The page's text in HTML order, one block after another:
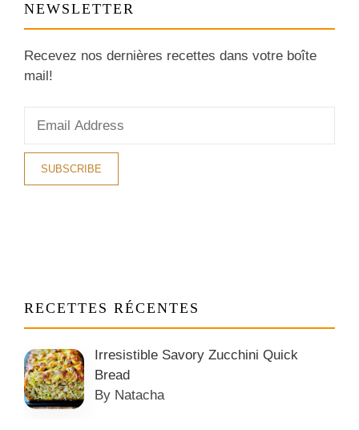
NEWSLETTER
Recevez nos dernières recettes dans votre boîte
mail!
RECETTES RÉCENTES
Irresistible Savory Zucchini Quick
Bread
By Natacha